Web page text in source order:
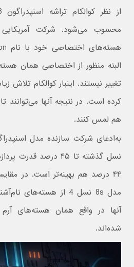
محسوب می‌شود. شرکت
البته منظور از اختصاصی همان
هم لمس کنند.
نسل گذشته تا ۴۵ درصد
آنها در واقع همان هسته‌های
شده‌اند.